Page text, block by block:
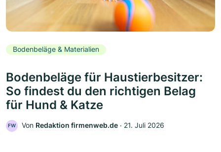
Bodenbeläge & Materialien
Bodenbeläge für Haustierbesitzer:
So findest du den richtigen Belag
für Hund & Katze
FW Von Redaktion firmenweb.de ‧ 21. Juli 2026